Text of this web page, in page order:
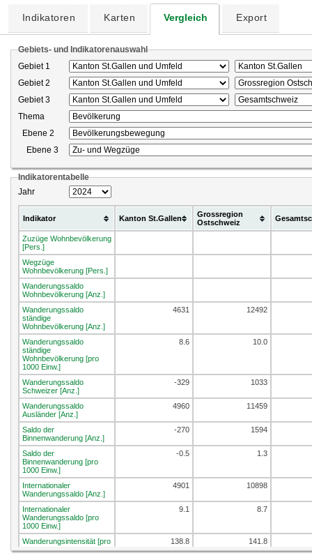
Indikatoren Karten Vergleich Export
Gebiets- und Indikatorenauswahl
Gebiet 1
Gebiet 2
Gebiet 3
Thema
Ebene 2
Ebene 3
Indikatorentabelle
Jahr
Indikator Kanton St.Gallen
Grossregion
Ostschweiz
Zuzüge Wohnbevölkerung
[Pers.]
Wegzüge
Wohnbevölkerung [Pers.]
Wanderungssaldo
Wohnbevölkerung [Anz.]
Wanderungssaldo
ständige
Wohnbevölkerung [Anz.]
4631 12492
Wanderungssaldo
ständige
Wohnbevölkerung [pro
1000 Einw.]
8.6 10.0
Wanderungssaldo
Schweizer [Anz.]
-329 1033
Wanderungssaldo
Ausländer [Anz.]
4960 11459
Saldo der
Binnenwanderung [Anz.]
-270 1594
Saldo der
Binnenwanderung [pro
1000 Einw.]
-0.5 1.3
Internationaler
Wanderungssaldo [Anz.]
4901 10898
Internationaler
Wanderungssaldo [pro
1000 Einw.]
9.1 8.7
Wanderungsintensität [pro
1000 Einw.]
138.8 141.8